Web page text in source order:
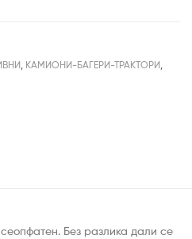
КАМИОНИ-БАГЕРИ-ТРАКТОРИ
Без разлика дали се